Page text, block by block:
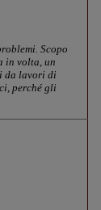
Scopo
in volta, un
da lavori di
perché gli